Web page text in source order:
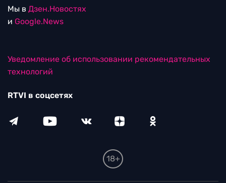
Мы в Дзен.Новостях
и Google.News
Уведомление об использовании рекомендательных
технологий
RTVI в соцсетях
18+